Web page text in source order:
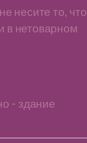
несите то, что
в нетоварном
- здание